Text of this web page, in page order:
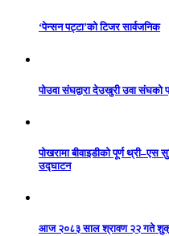
‘पेन्सन पट्टा’को टिजर सार्वजनिक
पोउवा संघद्वारा देउखुरी उवा संघको
पोखरामा बीवाइडीको पूर्ण
उद्घाटन
आज २०८३ साल श्रावण २२ गते